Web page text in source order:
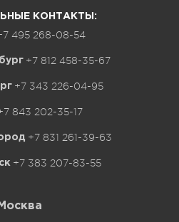
КОНТАКТЫ:
495 268-08-54
+7 812 458-35-67
+7 343 226-04-95
843 202-35-17
+7 831 261-39-63
+7 383 207-83-55
Москва